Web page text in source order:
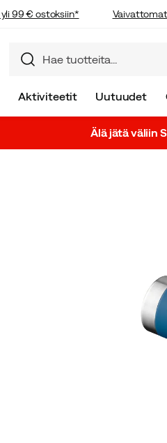
99 € ostoksiin*
Aktiviteetit Uutuudet
Älä jätä väliin